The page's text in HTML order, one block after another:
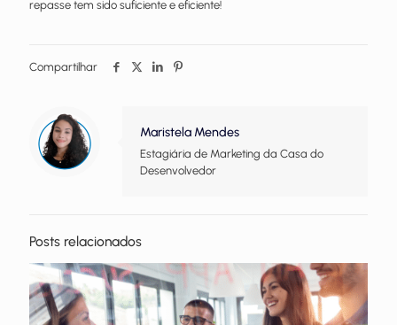
repasse tem sido suficiente e eficiente!
Compartilhar
Maristela Mendes
Estagiária de Marketing da Casa do
Desenvolvedor
Posts relacionados